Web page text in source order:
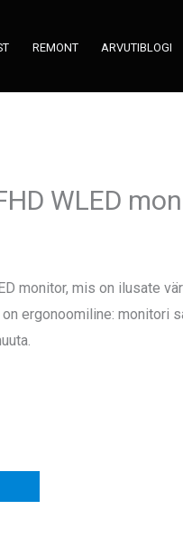
REMONT ARVUTIBLOGI
WLED
monitor, mis on ilusate
ergonoomiline: monitori